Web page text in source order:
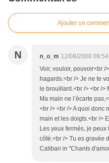
Ajouter un
N n_o_m 12/08/2008 09:54
Voir, vouloir, pouvoir<br /
hagards.<br /> Je ne te
le brouillard.<br /> <br /
Ma main ne l’écarte
<br /> <br /> A quoi donc
main et les doigts.<br />
Les yeux fermés, je peux
côté.<br /> Tu es gravée
Caliban in "Chants